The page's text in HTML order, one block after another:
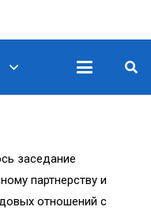
заседание
партнерству и
отношений с